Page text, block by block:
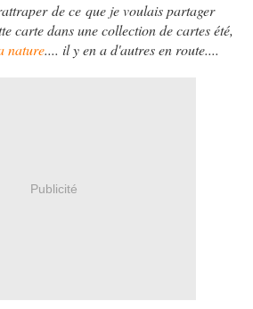
de ce que je voulais partager
carte dans une collection de cartes été,
nature.... il y en a d'autres en route....
Publicité